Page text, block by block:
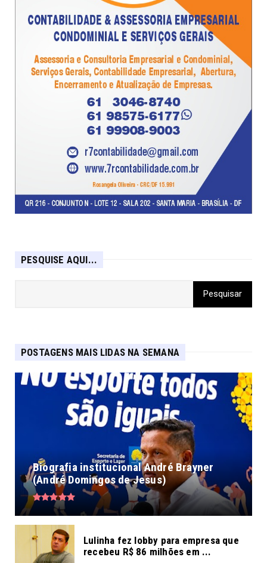
PESQUISE AQUI...
POSTAGENS MAIS LIDAS NA SEMANA
Biografia institucional André Brayner
(André Domingos de Jesus)
Lulinha fez lobby para empresa que
recebeu R$ 86 milhões em ...